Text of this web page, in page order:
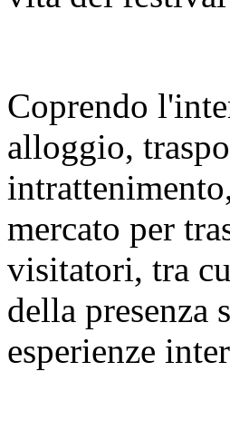
Coprendo
alloggio,
mercato per
visitatori, tra
della presenza
esperienze